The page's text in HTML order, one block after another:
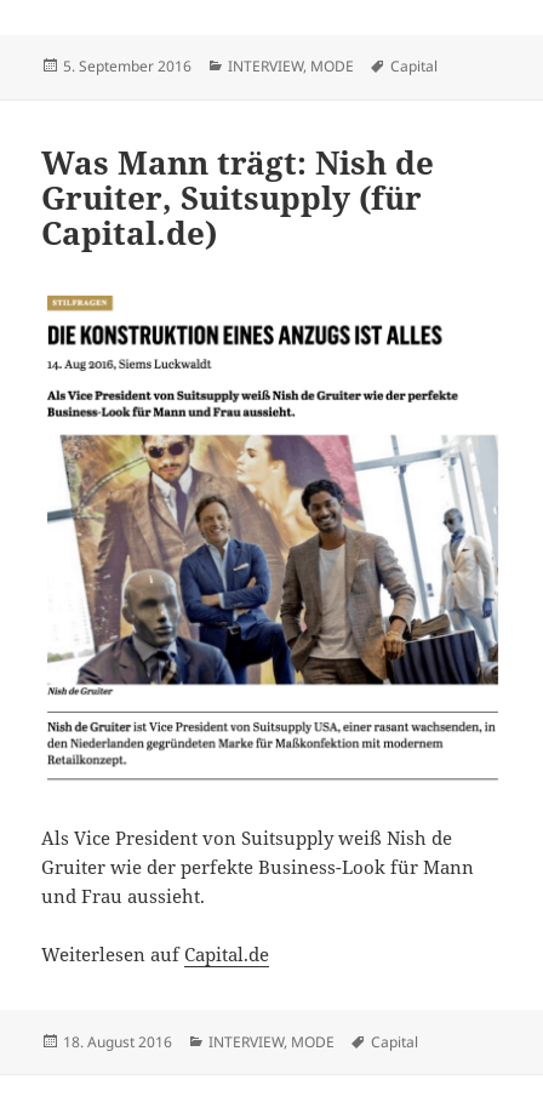
Veröffentlicht
5. September 2016 Kategorien
INTERVIEW, MODE Schlagwörter
Capital
Was Mann trägt: Nish de
Gruiter, Suitsupply (für
Capital.de)
Als Vice President von Suitsupply weiß Nish de
Gruiter wie der perfekte Business-Look für Mann
und Frau aussieht.
Weiterlesen aufCapital.de
Veröffentlicht
18. August 2016 Kategorien
INTERVIEW, MODE Schlagwörter
Capital